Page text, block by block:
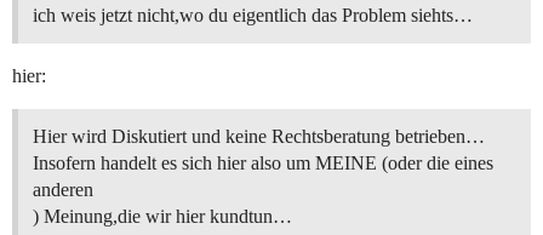
ich weis jetzt nicht,wo du eigentlich das Problem siehts…
hier:
Hier wird Diskutiert und keine Rechtsberatung betrieben…
Insofern handelt es sich hier also um MEINE (oder die eines
anderen
) Meinung,die wir hier kundtun…